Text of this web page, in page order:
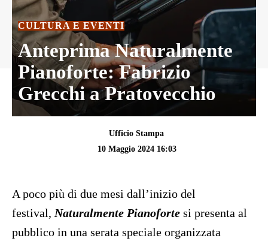
CULTURA E EVENTI
Anteprima Naturalmente
Pianoforte: Fabrizio
Grecchi a Pratovecchio
Ufficio Stampa
10 Maggio 2024 16:03
A poco più di due mesi dall’inizio del
festival, Naturalmente Pianoforte si presenta al
pubblico in una serata speciale organizzata